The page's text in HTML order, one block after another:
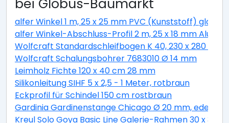
bei Globus-Baumarkt
alfer Winkel 1 m, 25 x 25 mm PVC (Kunststoff) glatt
alfer Winkel-Abschluss-Profil 2 m, 25 x 18 mm
Wolfcraft Standardschleifbogen K 40, 230 x 280 cm
Wolfcraft Schalungsbohrer 7683010 Ø 14 mm
Leimholz Fichte 120 x 40 cm 28 mm
Silikonleitung SIHF 5 x 2,5 - 1 Meter, rotbraun
Eckprofil für Schindel 150 cm rostbraun
Gardinia Gardinenstange Chicago Ø 20 mm,
Kreul Solo Goya Basic Line Galerie-Rahmen 30 x 30